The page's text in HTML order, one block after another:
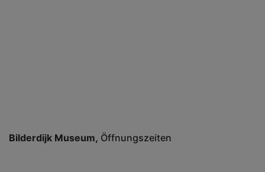
Bilderdijk Museum Öffnungszeiten